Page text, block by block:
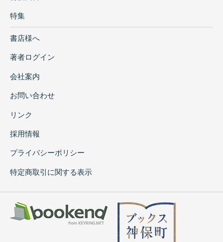
特集
書店様へ
著者ログイン
会社案内
お問い合わせ
リンク
採用情報
プライバシーポリシー
特定商取引に関する表示